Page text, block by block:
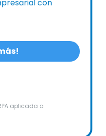
con
aplicada a